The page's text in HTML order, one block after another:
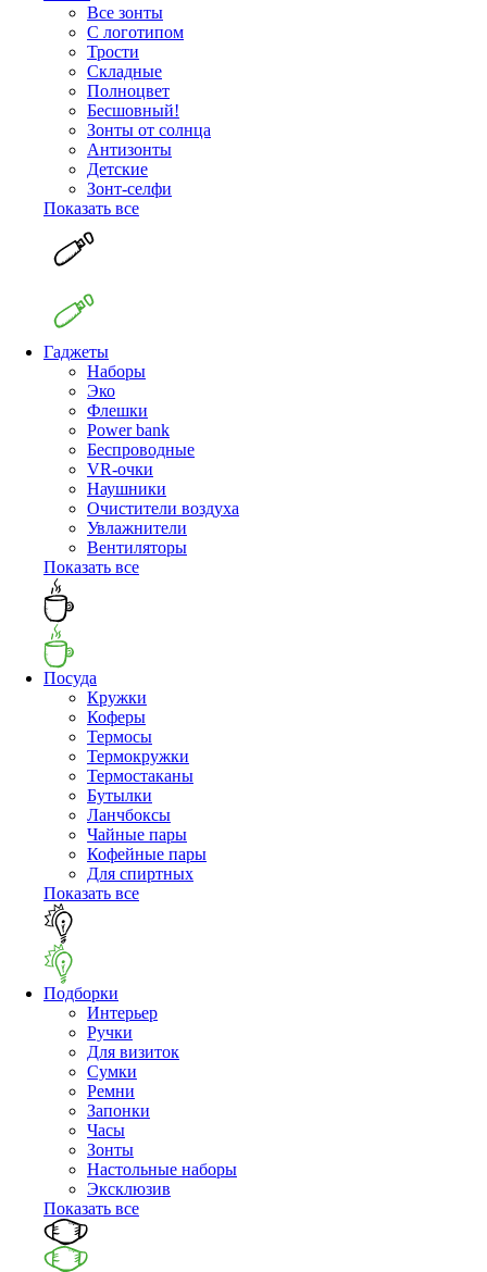
Все зонты
С логотипом
Трости
Складные
Полноцвет
Бесшовный!
Зонты от солнца
Антизонты
Детские
Зонт-селфи
Показать все
Гаджеты
Наборы
Эко
Флешки
Power bank
Беспроводные
VR-очки
Наушники
Очистители воздуха
Увлажнители
Вентиляторы
Показать все
Посуда
Кружки
Коферы
Термосы
Термокружки
Термостаканы
Бутылки
Ланчбоксы
Чайные пары
Кофейные пары
Для спиртных
Показать все
Подборки
Интерьер
Ручки
Для визиток
Сумки
Ремни
Запонки
Часы
Зонты
Настольные наборы
Эксклюзив
Показать все